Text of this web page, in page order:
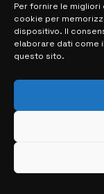
Per fornire le
cookie per
dispositivo. Il
elaborare dati come
questo sito.
MAPPA DEL
> NOTIZIE
> EDIZIONI